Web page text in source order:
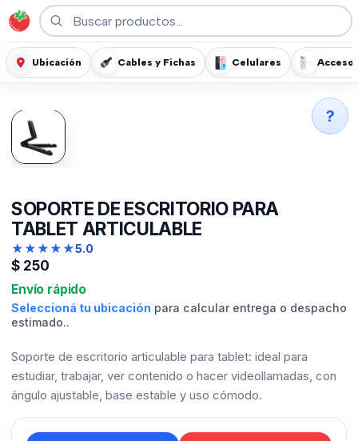
Ubicación Cables y Fichas Celulares
SOPORTE DE ESCRITORIO PARA
TABLET ARTICULABLE
★★★★★5.0
$ 250
Envío rápido
Seleccioná tu ubicación para calcular entrega o despacho
estimado..
Soporte de escritorio articulable para tablet: ideal para
estudiar, trabajar, ver contenido o hacer videollamadas, con
ángulo ajustable, base estable y uso cómodo.
?